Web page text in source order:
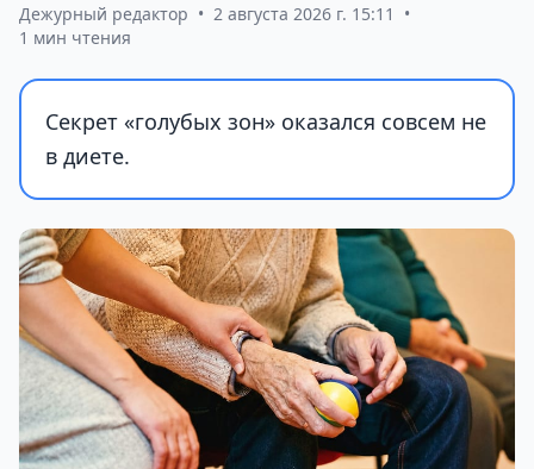
Дежурный редактор • 2 августа 2026 г. 15:11
•
1 мин чтения
Секрет «голубых зон» оказался совсем не
в диете.